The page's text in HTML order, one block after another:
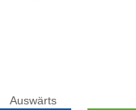
Auswärts